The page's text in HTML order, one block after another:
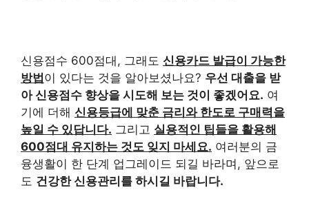
신용점수 600점대, 그래도 신용카드 발급이 가능한
방법 이 있다는 것을 알아보셨나요? 우선 대출을 받
아 신용점수 향상을 시도해 보는 것이 좋겠어요. 여
기에 더해 신용등급에 맞춘 금리와 한도로 구매력을
높일 수 있답니다. 그리고 실용적인 팁들을 활용해
600점대 유지하는 것도 잊지 마세요. 여러분의 금
융생활이 한 단계 업그레이드 되길 바라며, 앞으로
도 건강한 신용관리를 하시길 바랍니다.